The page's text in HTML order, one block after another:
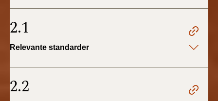
2.1
Relevante standarder
2.2